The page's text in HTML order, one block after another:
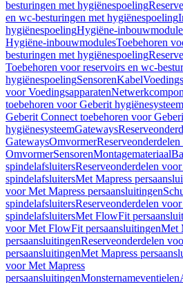
besturingen met hygiënespoeling
en wc-besturingen met hygiënespoeling
hygiënespoelingHygiëne-
Hygiëne-inbouwmodulesToebehoren
besturingen met hygiënespoeling
Toebehoren voor reservoirs en wc-
hygiënespoelingSensorenKabel
voor Voedingsapparaten
toebehoren voor Geberit hygiënesysteem
Geberit Connect toebehoren voor
hygiënesysteemGateways
GatewaysOmvormer
OmvormerSensorenMontagemateriaal
spindelafsluitersReserveonderdelen
spindelafsluitersMet Mapress
voor Met Mapress persaansluitingen
spindelafsluitersReserveonderdelen
spindelafsluitersMet FlowFit
voor Met FlowFit persaansluitingenMet
persaansluitingenReserveonderdelen
persaansluitingenMet Mapress
voor Met Mapress
persaansluitingenMonsternameventielen